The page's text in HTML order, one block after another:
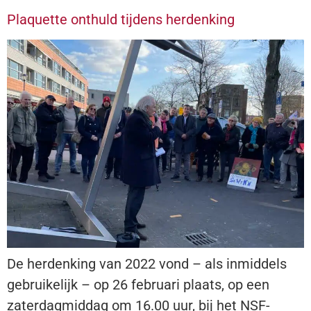
Plaquette onthuld tijdens herdenking
De herdenking van 2022 vond – als inmiddels
gebruikelijk – op 26 februari plaats, op een
zaterdagmiddag om 16.00 uur, bij het NSF-